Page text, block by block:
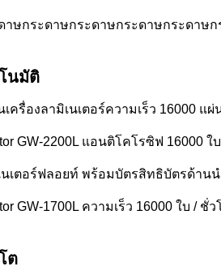
าษกระดาษกระดาษกระดาษกระดาษก
นมัติ
ครื่องลามิเนเตอร์ความเร็ว 16000 แผ่
GW-2200L แอนติโคโรซิฟ 16000 ใ
นเตอร์ฟลอยท์ พร้อมบัตรสิทธิบัตรด้าน
GW-1700L ความเร็ว 16000 ใบ / ชั่ว
ต